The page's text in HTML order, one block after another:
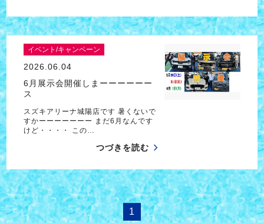
イベント/キャンペーン
2026.06.04
6月展示会開催しまーーーーーー
ス
スズキアリーナ城陽店です 暑くないで
すかーーーーーーー まだ6月なんです
けど・・・・ この…
つづきを読む
1